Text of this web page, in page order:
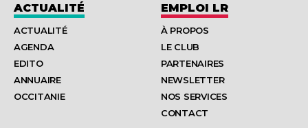
ACTUALITÉ
ACTUALITÉ
AGENDA
EDITO
ANNUAIRE
OCCITANIE
EMPLOI LR
À PROPOS
LE CLUB
PARTENAIRES
NEWSLETTER
NOS SERVICES
CONTACT